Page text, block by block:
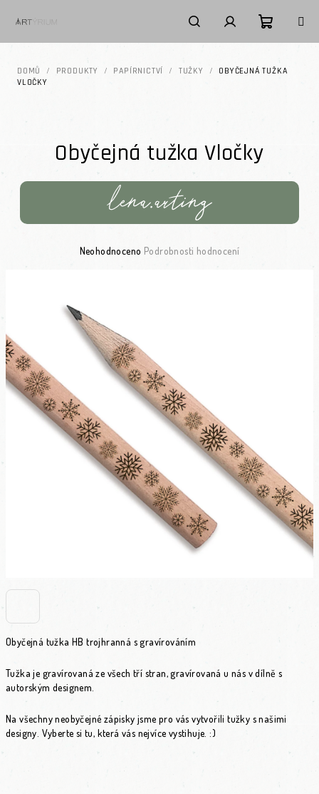
Hledat PřihlášeníNákupní
DOMŮ / PRODUKTY / PAPÍRNICTVÍ / TUŽKY /
OBYČEJNÁ TUŽKA
VLOČKY
Obyčejná tužka HB trojhranná s gravírováním
Tužka je gravírovaná ze všech tří stran, gravírovaná u nás v dílně s
autorským designem.
Na všechny neobyčejné zápisky jsme pro vás vytvořili tužky s našimi
designy. Vyberte si tu, která vás nejvíce vystihuje. :)
Obyčejná tužka Vločky
Průměrné hodnocení produktu je 0,0 z 5 hvězdiček.
Neohodnoceno Podrobnosti hodnocení